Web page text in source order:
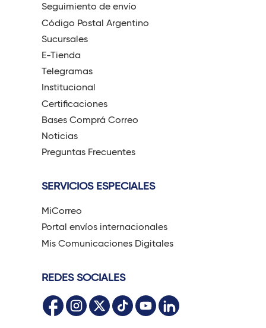
Seguimiento de envío
Código Postal Argentino
Sucursales
E-Tienda
Telegramas
Institucional
Certificaciones
Bases Comprá Correo
Noticias
Preguntas Frecuentes
SERVICIOS ESPECIALES
MiCorreo
Portal envíos internacionales
Mis Comunicaciones Digitales
REDES SOCIALES